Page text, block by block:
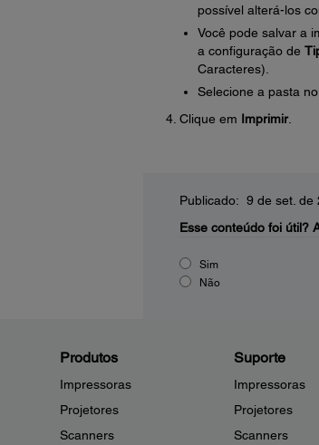
possível alterá-los
Você pode salvar a
a configuração de
Caracteres).
Selecione a pasta
Clique em Imprimir.
Publicado: 9 de set. de
Esse conteúdo foi útil?
Sim
Não
Produtos
Impressoras
Projetores
Scanners
Suporte
Impressoras
Projetores
Scanners